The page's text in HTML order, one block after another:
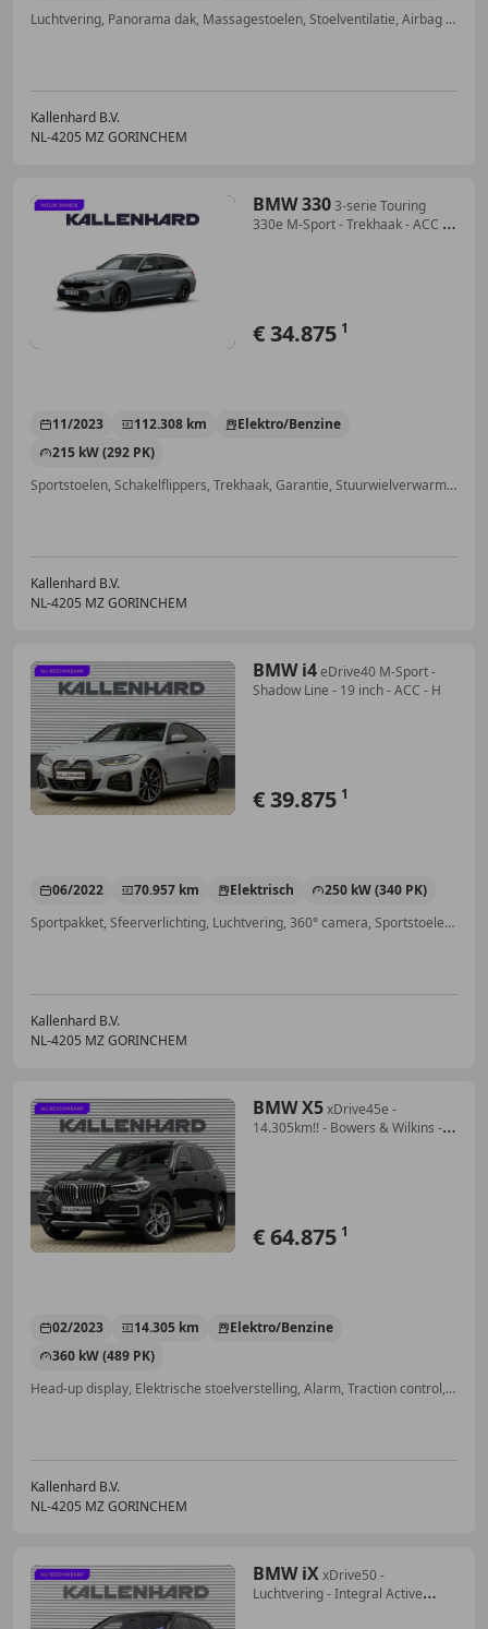
Luchtvering, Panorama dak, Massagestoelen, Stoelventilatie, Airbag bestuurder, Elektrisch verstelbare buitenspiegels, Trekhaak, Alarm
Kallenhard B.V.
NL-4205 MZ GORINCHEM
BMW 3303-serie Touring
330e M-Sport - Trekhaak - ACC -
€ 34.875 1
11/2023 112.308 km
Elektro/Benzine
215 kW (292 PK)
Sportstoelen, Schakelflippers, Trekhaak, Garantie, Stuurwielverwarming, Grootlichtassistent, Alarm, Elektrische achterklep
Kallenhard B.V.
NL-4205 MZ GORINCHEM
BMW i4eDrive40 M-Sport -
Shadow Line - 19 inch - ACC - H
€ 39.875 1
06/2022 70.957 km Elektrisch
250 kW (340 PK)
Sportpakket, Sfeerverlichting, Luchtvering, 360° camera, Sportstoelen, Alarm, Getinte ramen, Parkeerhulp met camera
Kallenhard B.V.
NL-4205 MZ GORINCHEM
BMW X5xDrive45e -
14.305km!! - Bowers & Wilkins -
€ 64.875 1
02/2023 14.305 km
Elektro/Benzine
360 kW (489 PK)
Head-up display, Elektrische stoelverstelling, Alarm, Traction control, Luchtvering, Garantie, Bochtverlichting, Getinte ramen
Kallenhard B.V.
NL-4205 MZ GORINCHEM
BMW iXxDrive50 -
Luchtvering - Integral Active